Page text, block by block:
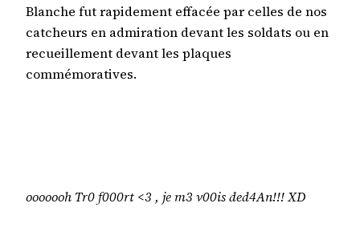
Blanche fut rapidement effacée par celles de nos
catcheurs en admiration devant les soldats ou en
recueillement devant les plaques
commémoratives.
ooooooh Tr0 f000rt <3 , je m3 v00is ded4An!!! XD